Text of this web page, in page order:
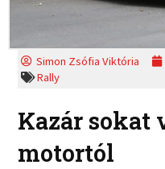
Simon Zsófia Viktória
Rally
Kazár sokat
motortól